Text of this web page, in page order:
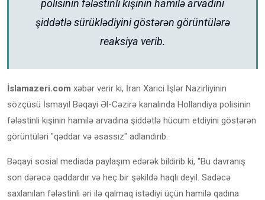
polisinin fələstinli kişinin hamilə arvadını
şiddətlə sürüklədiyini göstərən görüntülərə
reaksiya verib.
İslamazeri.com xəbər verir ki, İran Xarici İşlər Nazirliyinin
sözçüsü İsmayıl Bəqayi Əl-Cəzirə kanalında Hollandiya polisinin
fələstinli kişinin hamilə arvadına şiddətlə hücum etdiyini göstərən
görüntüləri "qəddar və əsassız" adlandırıb.
Bəqayi sosial mediada paylaşım edərək bildirib ki, "Bu davranış
son dərəcə qəddardır və heç bir şəkildə haqlı deyil. Sadəcə
saxlanılan fələstinli əri ilə qalmaq istədiyi üçün hamilə qadına